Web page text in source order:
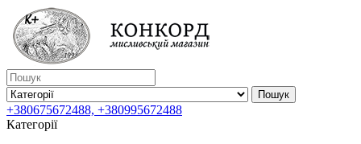
Пошук
+380675672488, +380995672488
Категорії